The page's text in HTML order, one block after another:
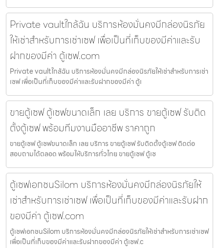
Private vaultใกล้ฉัน บริการห้องมั่นคงมีกล่องนิรภัย
ให้เช่าสำหรับการเช่าเซฟ เพื่อเป็นที่เก็บของมีค่าและรับ
ฝากของมีค่า ตู้เซฟ.com
Private vaultใกล้ฉัน บริการห้องมั่นคงมีกล่องนิรภัยให้เช่าสำหรับการเช่า
เซฟ เพื่อเป็นที่เก็บของมีค่าและรับฝากของมีค่า ตู้เ
ขายตู้เซฟ ตู้เซฟขนาดเล็ก เลย บริการ ขายตู้เซฟ รับติด
ตั้งตู้เซฟ พร้อมทีมงานมืออาชีพ ราคาถูก
ขายตู้เซฟ ตู้เซฟขนาดเล็ก เลย บริการ ขายตู้เซฟ รับติดตั้งตู้เซฟ ติดต่อ
สอบถามได้ตลอด พร้อมให้บริการทั่วไทย ขายตู้เซฟ ตู้เซ
ตู้เซฟเอกชนSilom บริการห้องมั่นคงมีกล่องนิรภัยให้
เช่าสำหรับการเช่าเซฟ เพื่อเป็นที่เก็บของมีค่าและรับฝาก
ของมีค่า ตู้เซฟ.com
ตู้เซฟเอกชนSilom บริการห้องมั่นคงมีกล่องนิรภัยให้เช่าสำหรับการเช่าเซฟ
เพื่อเป็นที่เก็บของมีค่าและรับฝากของมีค่า ตู้เซฟ.c